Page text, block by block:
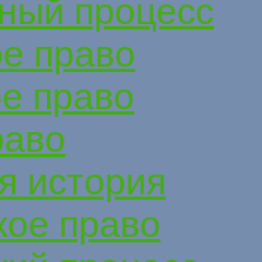
процесс
право
право
история
право